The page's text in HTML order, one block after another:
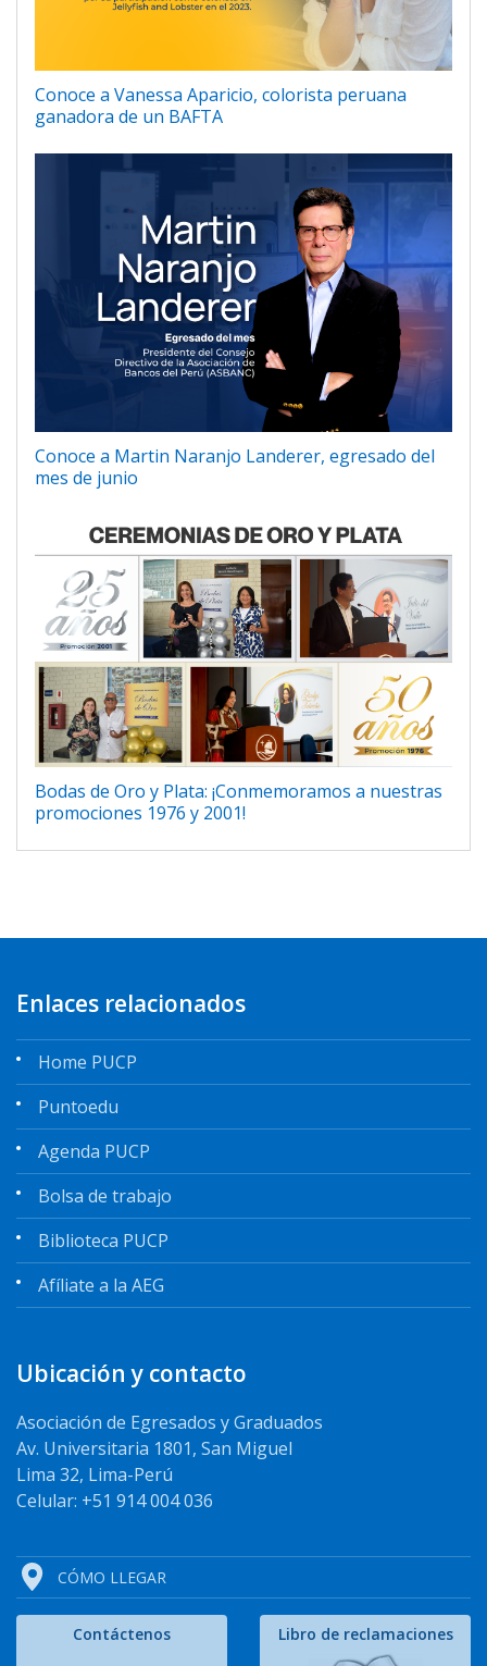
Conoce a Vanessa Aparicio, colorista peruana
ganadora de un BAFTA
Conoce a Martin Naranjo Landerer, egresado del
mes de junio
Bodas de Oro y Plata: ¡Conmemoramos a nuestras
promociones 1976 y 2001!
Enlaces relacionados
Home PUCP
Puntoedu
Agenda PUCP
Bolsa de trabajo
Biblioteca PUCP
Afíliate a la AEG
Ubicación y contacto
Asociación de Egresados y Graduados
Av. Universitaria 1801, San Miguel
Lima 32, Lima-Perú
Celular: +51 914 004 036
CÓMO LLEGAR
Contáctenos Libro de reclamaciones